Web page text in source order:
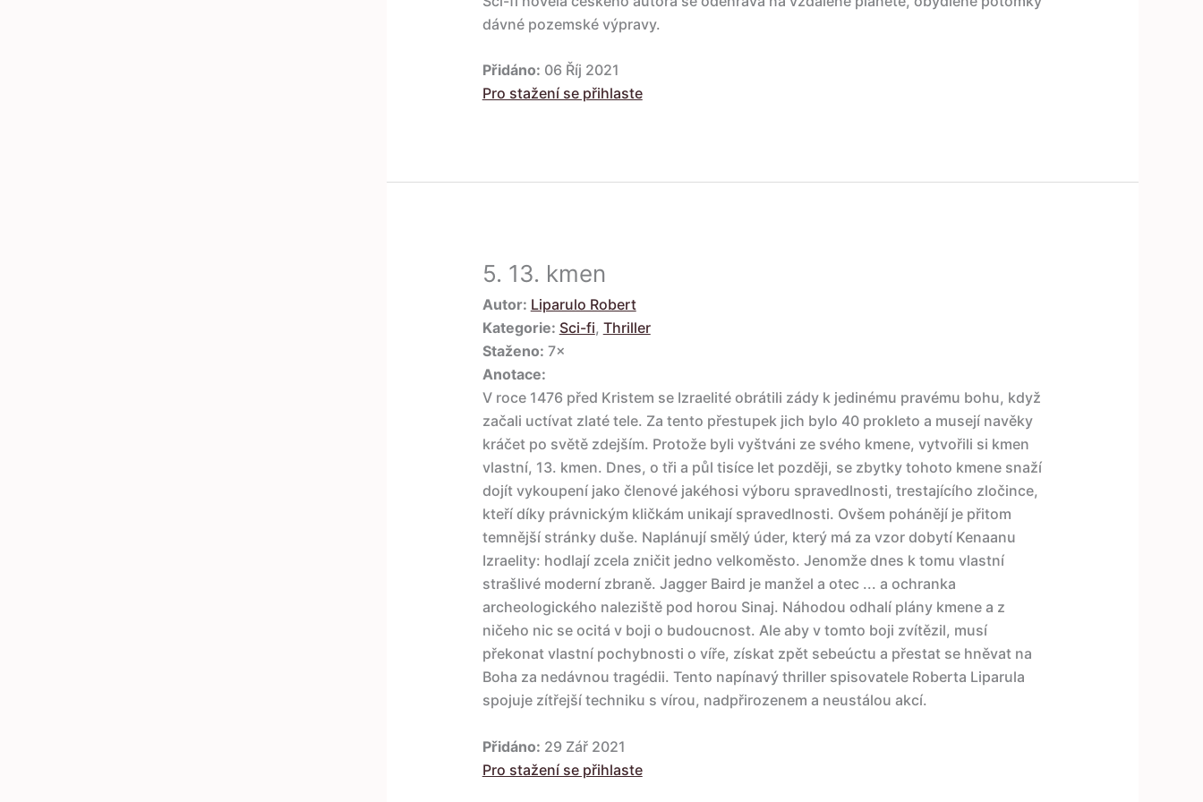
dávné pozemské výpravy.
Přidáno: 06 Říj 2021
Pro stažení se přihlaste
5. 13. kmen
Autor: Liparulo Robert
Kategorie: Sci-fi, Thriller
Staženo: 7×
Anotace:
V roce 1476 před Kristem se Izraelité obrátili zády k jedinému pravému bohu, když
začali uctívat zlaté tele. Za tento přestupek jich bylo 40 prokleto a musejí navěky
kráčet po světě zdejším. Protože byli vyštváni ze svého kmene, vytvořili si kmen
vlastní, 13. kmen. Dnes, o tři a půl tisíce let později, se zbytky tohoto kmene snaží
dojít vykoupení jako členové jakéhosi výboru spravedlnosti, trestajícího zločince,
kteří díky právnickým kličkám unikají spravedlnosti. Ovšem pohánějí je přitom
temnější stránky duše. Naplánují smělý úder, který má za vzor dobytí Kenaanu
Izraelity: hodlají zcela zničit jedno velkoměsto. Jenomže dnes k tomu vlastní
strašlivé moderní zbraně. Jagger Baird je manžel a otec ... a ochranka
archeologického naleziště pod horou Sinaj. Náhodou odhalí plány kmene a z
ničeho nic se ocitá v boji o budoucnost. Ale aby v tomto boji zvítězil, musí
překonat vlastní pochybnosti o víře, získat zpět sebeúctu a přestat se hněvat na
Boha za nedávnou tragédii. Tento napínavý thriller spisovatele Roberta Liparula
spojuje zítřejší techniku s vírou, nadpřirozenem a neustálou akcí.
Přidáno: 29 Zář 2021
Pro stažení se přihlaste